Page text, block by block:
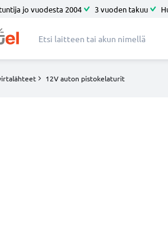
jo vuodesta 2004 3 vuoden takuu
12V auton pistokelaturit